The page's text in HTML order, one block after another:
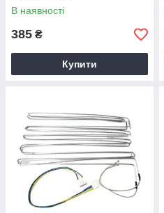
В наявності
385 ₴
Купити